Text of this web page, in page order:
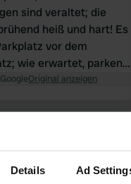
Details Ad
sind veraltet; die
heiß und hart! Es
vor dem
wie erwartet, parken
und wollen die
Ihrem Pass nicht,
Original anzeigen
Waren Sie schon einmal hier?